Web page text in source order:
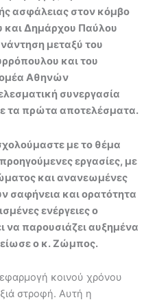
ασφάλειας στον κόμβο
Δημάρχου Παύλου
μεταξύ του
και του
Αθηνών
συνεργασία
τα πρώτα αποτελέσματα.
με το θέμα
εργασίες, με
και ανανεωμένες
σαφήνεια και ορατότητα
ενέργειες ο
να παρουσιάζει αυξημένα
ο κ. Ζώμπος.
κοινού χρόνου
στροφή. Αυτή η